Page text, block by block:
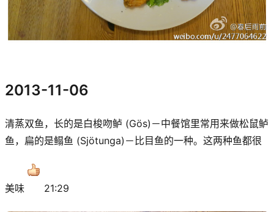
2013-11-06
清蒸双鱼，长的是白梭吻鲈 (Gös)－中餐馆里常用来做松鼠鲈
鱼，扁的是鳎鱼 (Sjötunga)－比目鱼的一种。这两种鱼都很
美味 21:29